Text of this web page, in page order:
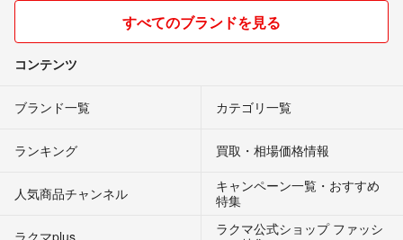
すべてのブランドを見る
コンテンツ
ブランド一覧 カテゴリ一覧
ランキング 買取・相場価格情報
人気商品チャンネル
キャンペーン一覧・おすすめ
特集
ラクマplus
ラクマ公式ショップ ファッシ